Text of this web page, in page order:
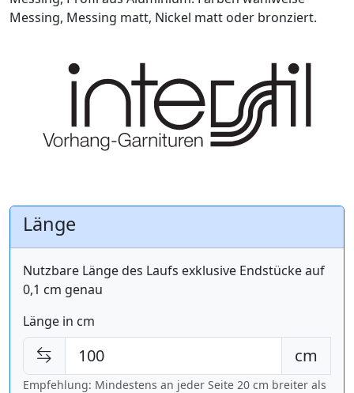
Messing, Messing matt, Nickel matt oder bronziert.
Länge
Nutzbare Länge des Laufs exklusive Endstücke auf
0,1 cm genau
Länge in cm
cm
Empfehlung: Mindestens an jeder Seite 20 cm breiter als